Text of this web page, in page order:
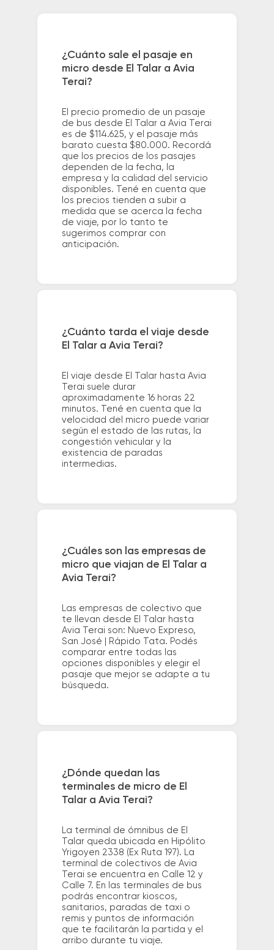
¿Cuánto sale el pasaje en
micro desde El Talar a Avia
Terai?
El precio promedio de un pasaje
de bus desde El Talar a Avia Terai
es de $114.625, y el pasaje más
barato cuesta $80.000. Recordá
que los precios de los pasajes
dependen de la fecha, la
empresa y la calidad del servicio
disponibles. Tené en cuenta que
los precios tienden a subir a
medida que se acerca la fecha
de viaje, por lo tanto te
sugerimos comprar con
anticipación.
¿Cuánto tarda el viaje desde
El Talar a Avia Terai?
El viaje desde El Talar hasta Avia
Terai suele durar
aproximadamente 16 horas 22
minutos. Tené en cuenta que la
velocidad del micro puede variar
según el estado de las rutas, la
congestión vehicular y la
existencia de paradas
intermedias.
¿Cuáles son las empresas de
micro que viajan de El Talar a
Avia Terai?
Las empresas de colectivo que
te llevan desde El Talar hasta
Avia Terai son: Nuevo Expreso,
San José | Rápido Tata. Podés
comparar entre todas las
opciones disponibles y elegir el
pasaje que mejor se adapte a tu
búsqueda.
¿Dónde quedan las
terminales de micro de El
Talar a Avia Terai?
La terminal de ómnibus de El
Talar queda ubicada en Hipólito
Yrigoyen 2338 (Ex Ruta 197). La
terminal de colectivos de Avia
Terai se encuentra en Calle 12 y
Calle 7. En las terminales de bus
podrás encontrar kioscos,
sanitarios, paradas de taxi o
remis y puntos de información
que te facilitarán la partida y el
arribo durante tu viaje.